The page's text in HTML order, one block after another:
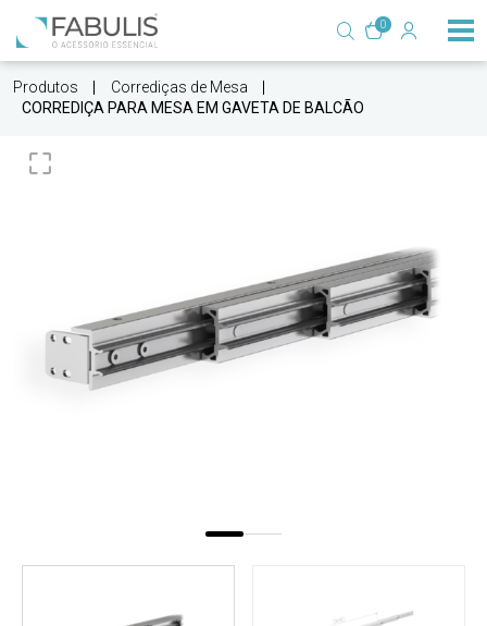
0
Produtos
Corrediças de Mesa
CORREDIÇA PARA MESA EM GAVETA DE BALCÃO